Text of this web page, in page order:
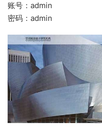
账号：admin
密码：admin